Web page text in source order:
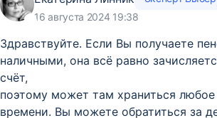
16 августа 2024 19:38
Здравствуйте. Если Вы получаете
наличными, она всё равно
счёт,
поэтому может там храниться любое
времени. Вы можете обратиться за